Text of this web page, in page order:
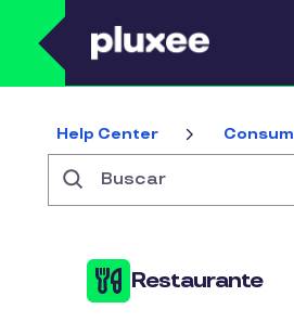
Pasar al contenido principal
Help Center
Restaurante